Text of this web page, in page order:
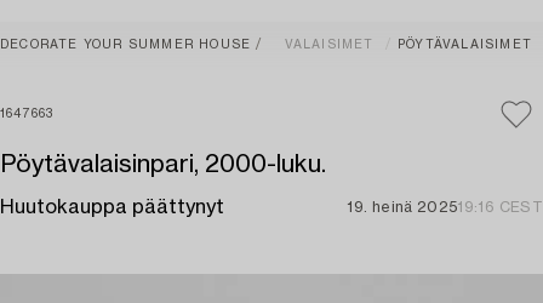
DECORATE YOUR SUMMER HOUSE VALAISIMET PÖYTÄVALAISIMET
1647663
Pöytävalaisinpari, 2000-luku.
Huutokauppa päättynyt 19. heinä 202519:16 CEST